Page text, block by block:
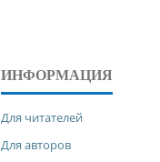
ИНФОРМАЦИЯ
Для читателей
Для авторов